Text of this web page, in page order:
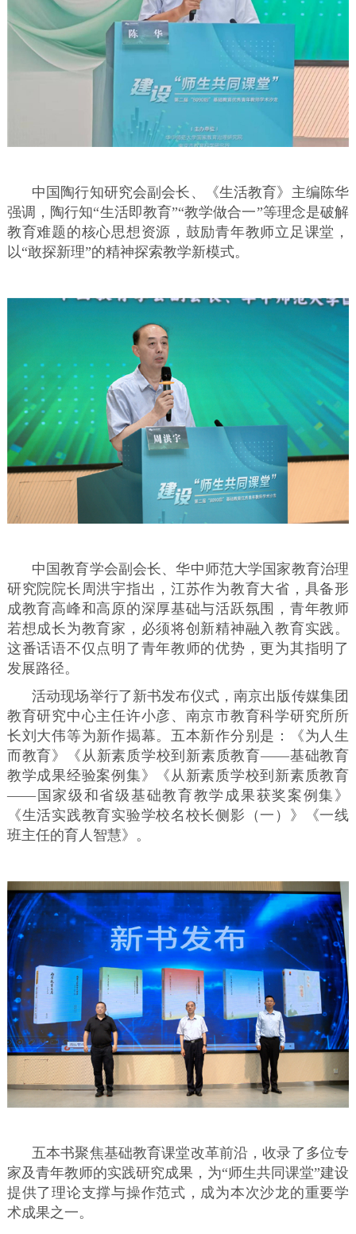
中国陶行知研究会副会长、《生活教育》主编陈华
强调，陶行知“生活即教育”“教学做合一”等理念是破解
教育难题的核心思想资源，鼓励青年教师立足课堂，
以“敢探新理”的精神探索教学新模式。
中国教育学会副会长、华中师范大学国家教育治理
研究院院长周洪宇指出，江苏作为教育大省，具备形
成教育高峰和高原的深厚基础与活跃氛围，青年教师
若想成长为教育家，必须将创新精神融入教育实践。
这番话语不仅点明了青年教师的优势，更为其指明了
发展路径。​
活动现场举行了新书发布仪式，南京出版传媒集团
教育研究中心主任许小彦、南京市教育科学研究所所
长刘大伟等为新作揭幕。五本新作分别是：《为人生
而教育》《从新素质学校到新素质教育——基础教育
教学成果经验案例集》《从新素质学校到新素质教育
——国家级和省级基础教育教学成果获奖案例集》
《生活实践教育实验学校名校长侧影（一）》《一线
班主任的育人智慧》。
五本书聚焦基础教育课堂改革前沿，收录了多位专
家及青年教师的实践研究成果，为“师生共同课堂”建设
提供了理论支撑与操作范式，成为本次沙龙的重要学
术成果之一。